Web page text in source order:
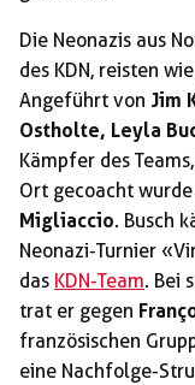
Die Neonazis aus
des KDN, reisten
Angeführt von Jim
Ostholte, Leyla
Kämpfer des Teams,
Ort gecoacht
Migliaccio. Busch
Neonazi-Turnier
das KDN-Team. Bei
trat er gegen
französischen
eine Nachfolge-